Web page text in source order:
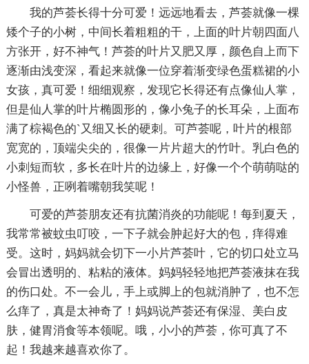
我的芦荟长得十分可爱！远远地看去，芦荟就像一棵
矮个子的小树，中间长着粗粗的干，上面的叶片朝四面八
方张开，好不神气！芦荟的叶片又肥又厚，颜色自上而下
逐渐由浅变深，看起来就像一位穿着渐变绿色蛋糕裙的小
女孩，真可爱！细细观察，发现它长得还有点像仙人掌，
但是仙人掌的叶片椭圆形的，像小兔子的长耳朵，上面布
满了棕褐色的`又细又长的硬刺。可芦荟呢，叶片的根部
宽宽的，顶端尖尖的，很像一片片超大的竹叶。乳白色的
小刺短而软，多长在叶片的边缘上，好像一个个萌萌哒的
小怪兽，正咧着嘴朝我笑呢！
可爱的芦荟朋友还有抗菌消炎的功能呢！每到夏天，
我常常被蚊虫叮咬，一下子就会肿起好大的包，痒得难
受。这时，妈妈就会切下一小片芦荟叶，它的切口处立马
会冒出透明的、粘粘的液体。妈妈轻轻地把芦荟液抹在我
的伤口处。不一会儿，手上或脚上的包就消肿了，也不怎
么痒了，真是太神奇了！妈妈说芦荟还有保湿、美白皮
肤，健胃消食等本领呢。哦，小小的芦荟，你可真了不
起！我越来越喜欢你了。